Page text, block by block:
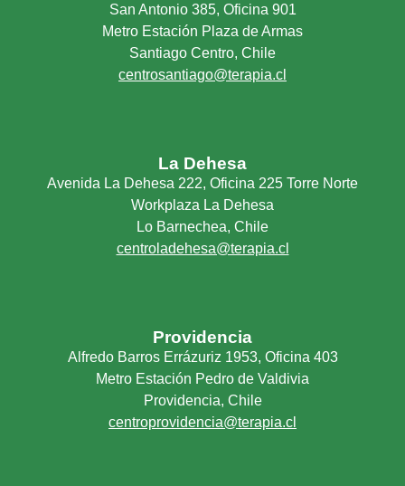
San Antonio 385, Oficina 901
Metro Estación Plaza de Armas
Santiago Centro, Chile
centrosantiago@terapia.cl
La Dehesa
Avenida La Dehesa 222, Oficina 225 Torre Norte
Workplaza La Dehesa
Lo Barnechea, Chile
centroladehesa@terapia.cl
Providencia
Alfredo Barros Errázuriz 1953, Oficina 403
Metro Estación Pedro de Valdivia
Providencia, Chile
centroprovidencia@terapia.cl